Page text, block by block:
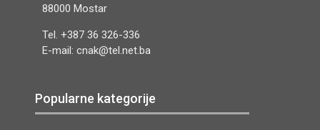
88000 Mostar
Tel. +387 36 326-336
E-mail: cnak@tel.net.ba
Popularne kategorije